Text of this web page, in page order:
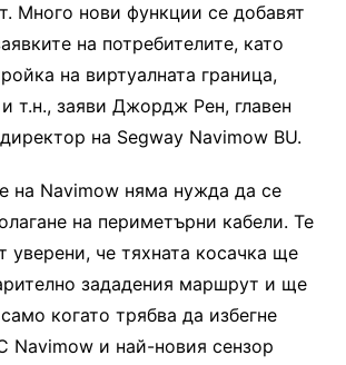
Много нови функции се добавят
на потребителите, като
на виртуалната граница,
т.н., заяви Джордж Рен, главен
на Segway Navimow BU.
на Navimow няма нужда да се
на периметърни кабели. Те
уверени, че тяхната косачка ще
зададения маршрут и ще
когато трябва да избегне
Navimow и най-новия сензор